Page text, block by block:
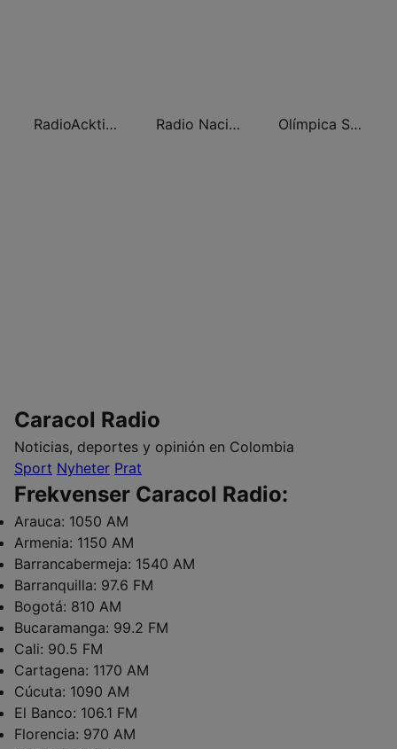
RadioAcktiva Bogotá Radio Nacional de Colombia Bogotá 95.9 FM Olímpica Stereo Bogotá 105.9 FM
Caracol Radio
Noticias, deportes y opinión en Colombia
Sport Nyheter Prat
Frekvenser Caracol Radio:
Arauca: 1050 AM
Armenia: 1150 AM
Barrancabermeja: 1540 AM
Barranquilla: 97.6 FM
Bogotá: 810 AM
Bucaramanga: 99.2 FM
Cali: 90.5 FM
Cartagena: 1170 AM
Cúcuta: 1090 AM
El Banco: 106.1 FM
Florencia: 970 AM